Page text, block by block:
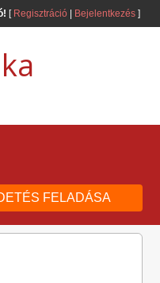
[ Regisztráció| Bejelentkezés]
FELADÁSA